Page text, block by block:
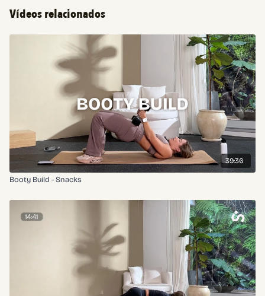
Vídeos relacionados
39:36
Booty Build - Snacks